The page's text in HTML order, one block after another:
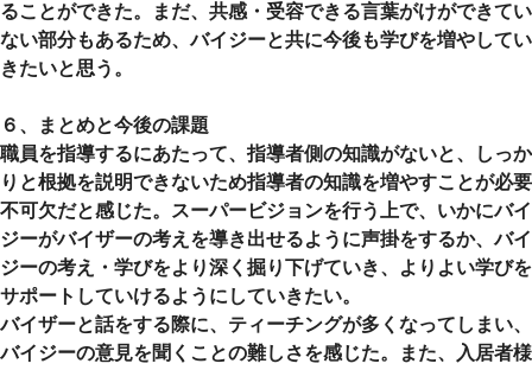
ることができた。まだ、共感・受容できる言葉がけができてい
ない部分もあるため、バイジーと共に今後も学びを増やしてい
きたいと思う。
６、まとめと今後の課題
職員を指導するにあたって、指導者側の知識がないと、しっか
りと根拠を説明できないため指導者の知識を増やすことが必要
不可欠だと感じた。スーパービジョンを行う上で、いかにバイ
ジーがバイザーの考えを導き出せるように声掛をするか、バイ
ジーの考え・学びをより深く掘り下げていき、よりよい学びを
サポートしていけるようにしていきたい。
バイザーと話をする際に、ティーチングが多くなってしまい、
バイジーの意見を聞くことの難しさを感じた。また、入居者様